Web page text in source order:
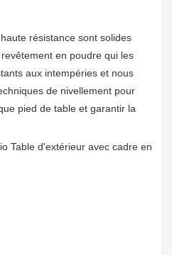
résistance sont solides
en poudre qui les
aux intempéries et nous
de nivellement pour
pied de table et garantir la